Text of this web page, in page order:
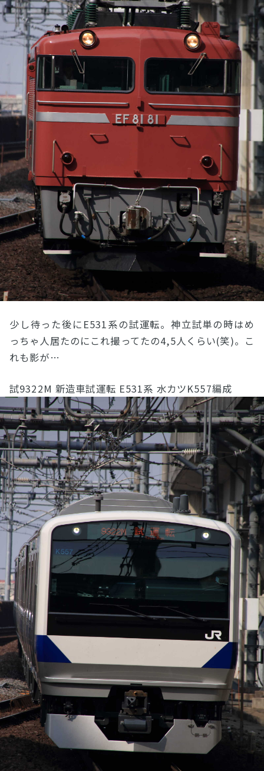
少し待った後にE531系の試運転。神立試単の時はめ
っちゃ人居たのにこれ撮ってたの4,5人くらい(笑)。こ
れも影が…
試9322M 新造車試運転 E531系 水カツK557編成